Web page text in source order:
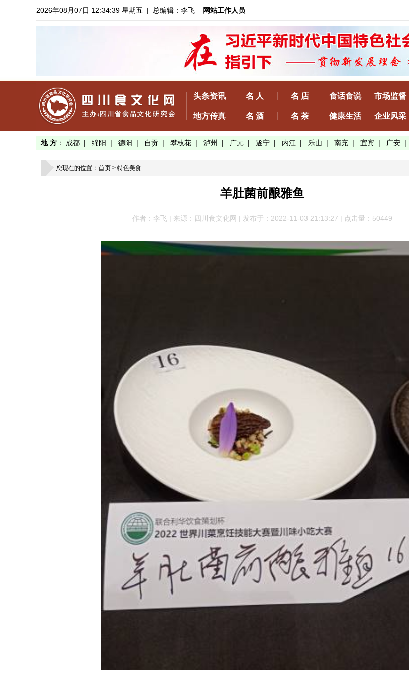
2026年08月07日 12:34:40 星期五 | 总编辑：李飞 网站工作人员
头条资讯 名 人 名 店 食话食说 市场监督
地方传真 名 酒 名 茶 健康生活 企业风采
地 方 ： 成都 | 绵阳 | 德阳 | 自贡 | 攀枝花 | 泸州 | 广元 | 遂宁 | 内江 | 乐山 | 南充 | 宜宾 | 广安 |
您现在的位置： 首页 > 特色美食
羊肚菌前酿雅鱼
作者：李飞 | 来源：四川食文化网 | 发布于：2022-11-03 21:13:27 | 点击量：50449